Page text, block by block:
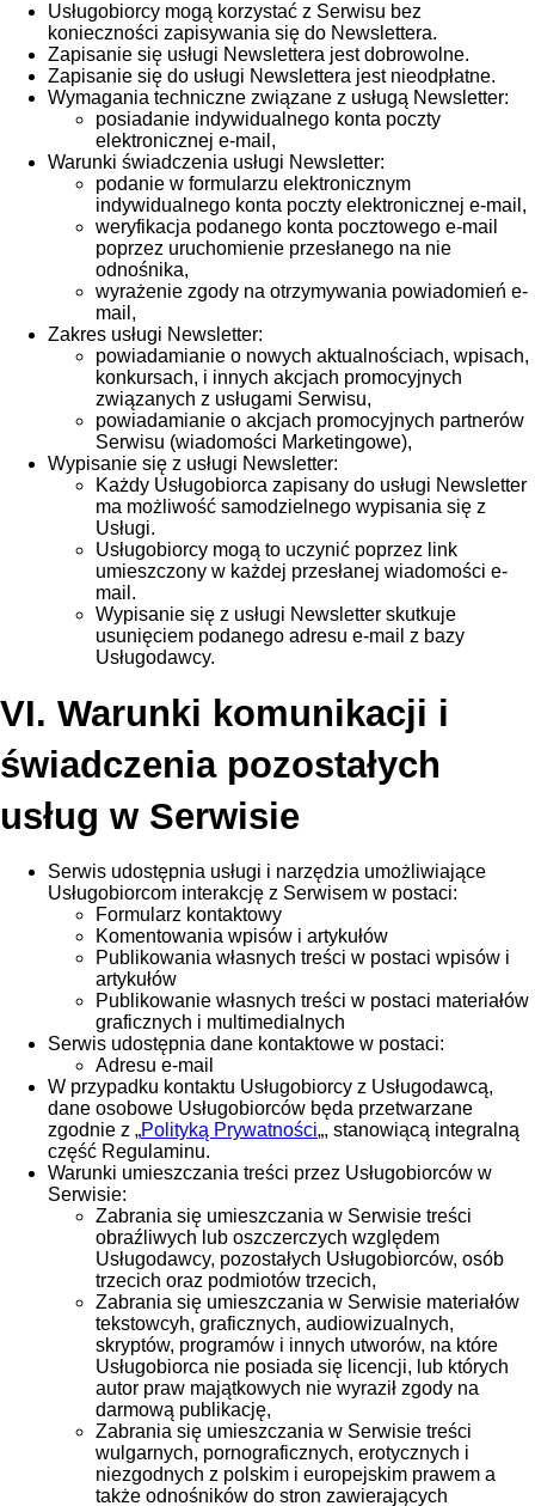
Usługobiorcy mogą korzystać z Serwisu bez
konieczności zapisywania się do Newslettera.
Zapisanie się usługi Newslettera jest dobrowolne.
Zapisanie się do usługi Newslettera jest nieodpłatne.
Wymagania techniczne związane z usługą Newsletter:
posiadanie indywidualnego konta poczty
elektronicznej e-mail,
Warunki świadczenia usługi Newsletter:
podanie w formularzu elektronicznym
indywidualnego konta poczty elektronicznej e-mail,
weryfikacja podanego konta pocztowego e-mail
poprzez uruchomienie przesłanego na nie
odnośnika,
wyrażenie zgody na otrzymywania powiadomień e-
mail,
Zakres usługi Newsletter:
powiadamianie o nowych aktualnościach, wpisach,
konkursach, i innych akcjach promocyjnych
związanych z usługami Serwisu,
powiadamianie o akcjach promocyjnych partnerów
Serwisu (wiadomości Marketingowe),
Wypisanie się z usługi Newsletter:
Każdy Usługobiorca zapisany do usługi Newsletter
ma możliwość samodzielnego wypisania się z
Usługi.
Usługobiorcy mogą to uczynić poprzez link
umieszczony w każdej przesłanej wiadomości e-
mail.
Wypisanie się z usługi Newsletter skutkuje
usunięciem podanego adresu e-mail z bazy
Usługodawcy.
VI. Warunki komunikacji i
świadczenia pozostałych
usług w Serwisie
Serwis udostępnia usługi i narzędzia umożliwiające
Usługobiorcom interakcję z Serwisem w postaci:
Formularz kontaktowy
Komentowania wpisów i artykułów
Publikowania własnych treści w postaci wpisów i
artykułów
Publikowanie własnych treści w postaci materiałów
graficznych i multimedialnych
Serwis udostępnia dane kontaktowe w postaci:
Adresu e-mail
W przypadku kontaktu Usługobiorcy z Usługodawcą,
dane osobowe Usługobiorców będa przetwarzane
zgodnie z „Polityką Prywatności„, stanowiącą integralną
część Regulaminu.
Warunki umieszczania treści przez Usługobiorców w
Serwisie:
Zabrania się umieszczania w Serwisie treści
obraźliwych lub oszczerczych względem
Usługodawcy, pozostałych Usługobiorców, osób
trzecich oraz podmiotów trzecich,
Zabrania się umieszczania w Serwisie materiałów
tekstowcyh, graficznych, audiowizualnych,
skryptów, programów i innych utworów, na które
Usługobiorca nie posiada się licencji, lub których
autor praw majątkowych nie wyraził zgody na
darmową publikację,
Zabrania się umieszczania w Serwisie treści
wulgarnych, pornograficznych, erotycznych i
niezgodnych z polskim i europejskim prawem a
także odnośników do stron zawierających